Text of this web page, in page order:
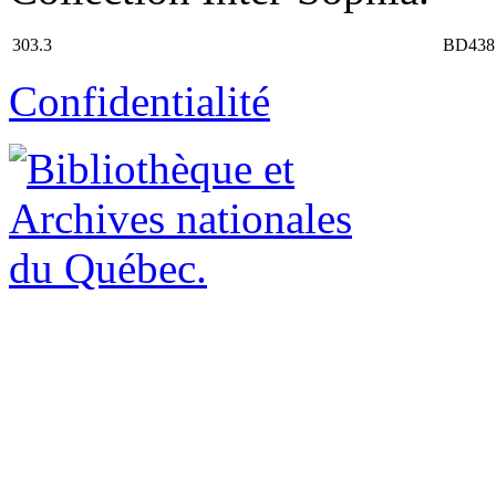
303.3 BD438
Confidentialité